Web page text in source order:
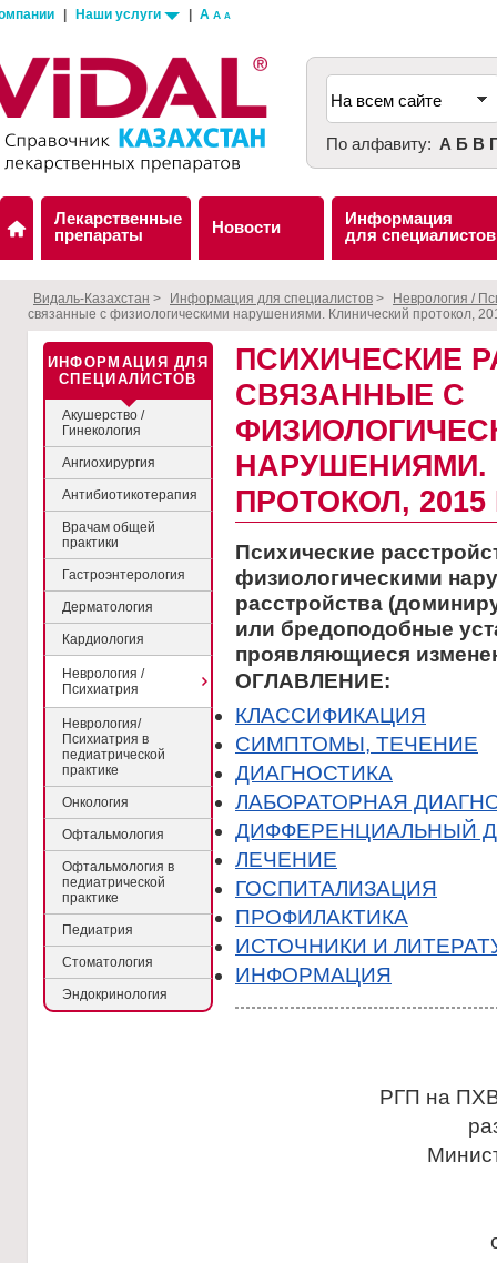
Наши услуги A A A
По алфавиту: А Б В
Лекарственные
препараты
Новости
Информация
для специалистов
Видаль-Казахстан > Информация для специалистов >
Неврология /
связанные с физиологическими нарушениями. Клинический протокол,
ИНФОРМАЦИЯ ДЛЯ
СПЕЦИАЛИСТОВ
Акушерство /
Гинекология
Ангиохирургия
Антибиотикотерапия
Врачам общей
практики
Гастроэнтерология
Дерматология
Кардиология
Неврология /
Психиатрия
Неврология/
Психиатрия в
педиатрической
практике
Онкология
Офтальмология
Офтальмология в
педиатрической
практике
Педиатрия
Стоматология
Эндокринология
ПСИХИЧЕСКИЕ
СВЯЗАННЫЕ С
НАРУШЕНИЯМИ.
ПРОТОКОЛ, 2015
Психические
физиологическими
расстройства
или бредоподобные
проявляющиеся
ОГЛАВЛЕНИЕ:
КЛАССИФИКАЦИЯ
CИМПТОМЫ, ТЕЧЕНИЕ
ДИАГНОСТИКА
ЛАБОРАТОРНАЯ
ДИФФЕРЕНЦИАЛЬНЫЙ
ЛЕЧЕНИЕ
ГОСПИТАЛИЗАЦИЯ
ПРОФИЛАКТИКА
ИСТОЧНИКИ И
ИНФОРМАЦИЯ
РГП на ПХВ